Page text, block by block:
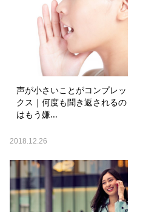
声が小さいことがコンプレッ
クス｜何度も聞き返されるの
はもう嫌...
2018.12.26